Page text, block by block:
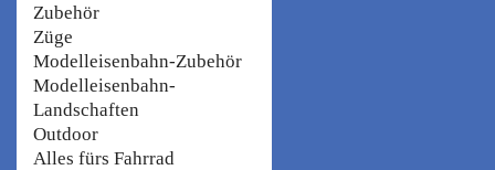
Zubehör
Züge
Modelleisenbahn-Zubehör
Modelleisenbahn-
Landschaften
Outdoor
Alles fürs Fahrrad